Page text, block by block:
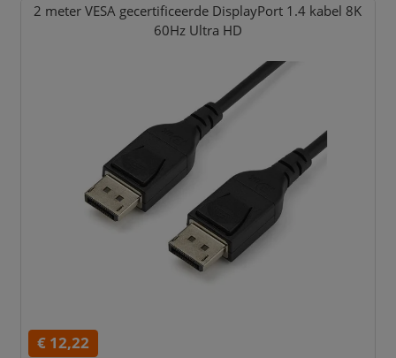
2 meter VESA gecertificeerde DisplayPort 1.4 kabel 8K
60Hz Ultra HD
€ 12,22